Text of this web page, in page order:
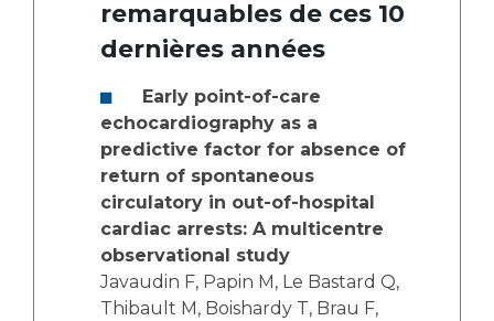
remarquables de ces 10
dernières années
Early point-of-care
echocardiography as a
predictive factor for absence of
return of spontaneous
circulatory in out-of-hospital
cardiac arrests: A multicentre
observational study
Javaudin F, Papin M, Le Bastard Q,
Thibault M, Boishardy T, Brau F,